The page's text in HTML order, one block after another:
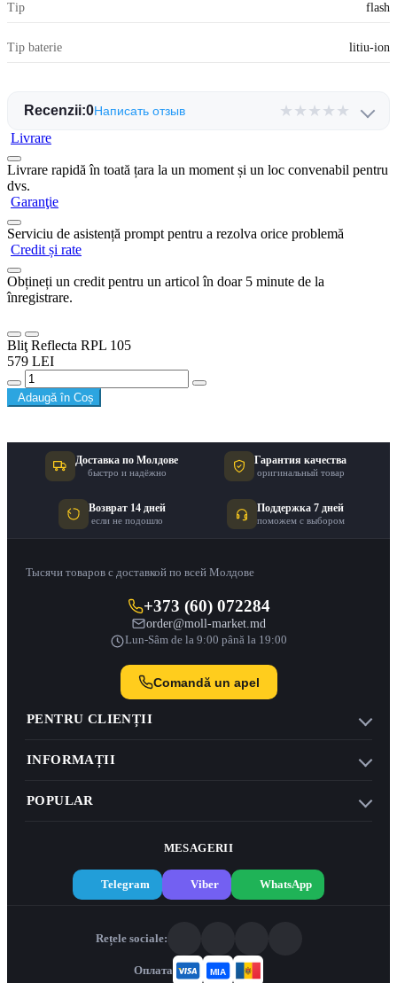
Tip flash
Tip baterie litiu-ion
Recenzii:0Написать отзыв ★ ★ ★ ★ ★
Livrare
Livrare rapidă în toată țara la un moment și un loc convenabil pentru
dvs.
Garanţie
Serviciu de asistență prompt pentru a rezolva orice problemă
Credit și rate
Obțineți un credit pentru un articol în doar 5 minute de la
înregistrare.
Bliţ Reflecta RPL 105
579 LEI
Adaugă în Coș
Доставка по Молдове
быстро и надёжно
Гарантия качества
оригинальный товар
Возврат 14 дней
если не подошло
Поддержка 7 дней
поможем с выбором
Тысячи товаров с доставкой по всей Молдове
+373 (60) 072284
order@moll-market.md
Lun-Sâm de la 9:00 până la 19:00
Comandă un apel
PENTRU CLIENȚII
INFORMAȚII
POPULAR
MESAGERII
Telegram Viber WhatsApp
Rețele sociale:
Оплата